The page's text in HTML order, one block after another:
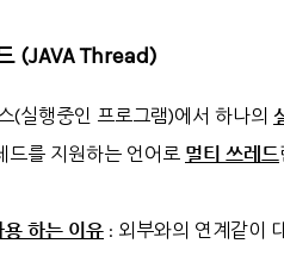
(JAVA Thread)
(실행중인 프로그램)에서 하나의
드를 지원하는 언어로 멀티 쓰레드
하는 이유 : 외부와의 연계같이